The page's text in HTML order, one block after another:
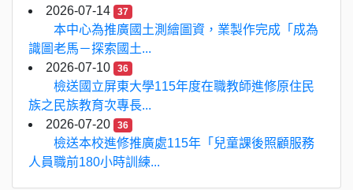
2026-07-14
37
本中心為推廣國土測繪圖資，業製作完成「成為
識圖老馬－探索國土...
2026-07-10
36
檢送國立屏東大學115年度在職教師進修原住民
族之民族教育次專長...
2026-07-20
36
檢送本校進修推廣處115年「兒童課後照顧服務
人員職前180小時訓練...